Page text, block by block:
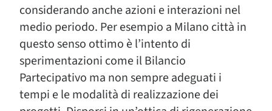
considerando anche azioni e interazioni nel
medio periodo. Per esempio a Milano città in
questo senso ottimo è l’intento di
sperimentazioni come il Bilancio
Partecipativo ma non sempre adeguati i
tempi e le modalità di realizzazione dei